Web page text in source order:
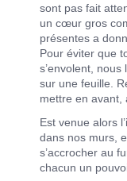
sont pas fait
un cœur gros
présentes a
Pour éviter que
s’envolent,
sur une feuille.
mettre en avant,
Est venue alors
dans nos murs,
s’accrocher au
chacun un
familles, où chacun
expérience, s'enrichir
trouver un soutien.